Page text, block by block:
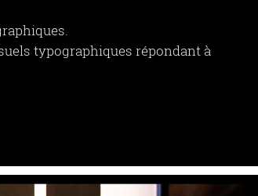
typographiques répondant à